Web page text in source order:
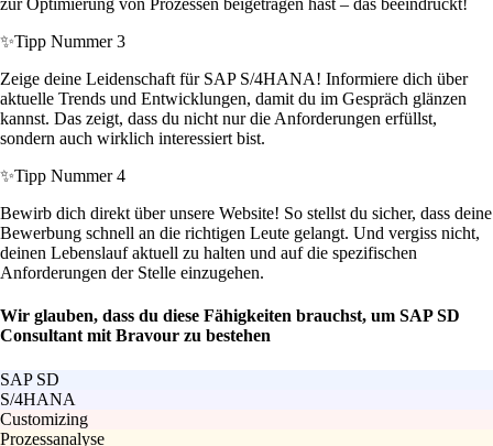
zur Optimierung von Prozessen beigetragen hast – das beeindruckt!
✨Tipp Nummer 3
Zeige deine Leidenschaft für SAP S/4HANA! Informiere dich über
aktuelle Trends und Entwicklungen, damit du im Gespräch glänzen
kannst. Das zeigt, dass du nicht nur die Anforderungen erfüllst,
sondern auch wirklich interessiert bist.
✨Tipp Nummer 4
Bewirb dich direkt über unsere Website! So stellst du sicher, dass deine
Bewerbung schnell an die richtigen Leute gelangt. Und vergiss nicht,
deinen Lebenslauf aktuell zu halten und auf die spezifischen
Anforderungen der Stelle einzugehen.
Wir glauben, dass du diese Fähigkeiten brauchst, um SAP SD
Consultant mit Bravour zu bestehen
SAP SD
S/4HANA
Customizing
Prozessanalyse